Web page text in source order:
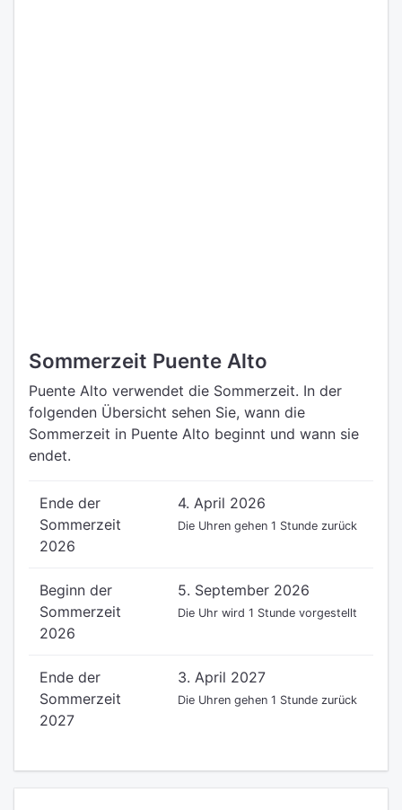
Sommerzeit Puente Alto
Puente Alto verwendet die Sommerzeit. In der
folgenden Übersicht sehen Sie, wann die
Sommerzeit in Puente Alto beginnt und wann sie
endet.
Ende der
Sommerzeit
2026
4. April 2026
Die Uhren gehen 1 Stunde zurück
Beginn der
Sommerzeit
2026
5. September 2026
Die Uhr wird 1 Stunde vorgestellt
Ende der
Sommerzeit
2027
3. April 2027
Die Uhren gehen 1 Stunde zurück